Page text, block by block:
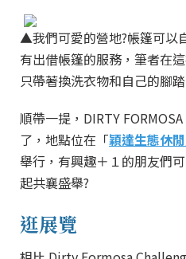
▲我們可愛的營地?帳篷可以
有出借帳篷的服務，筆者在
只帶著換洗衣物和自己的腳
順帶一提，DIRTY FORMOSA
了，地點位在「穎達生態休
舉行，有興趣＋１的朋友們
起共襄盛舉?
逛展覽